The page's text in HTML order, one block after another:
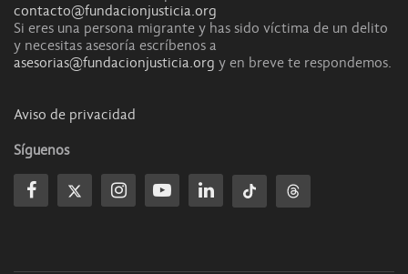
contacto@fundacionjusticia.org
Si eres una persona migrante y has sido víctima de un delito
y necesitas asesoría escríbenos a
asesorias@fundacionjusticia.org y en breve te respondemos.
Aviso de privacidad
Síguenos